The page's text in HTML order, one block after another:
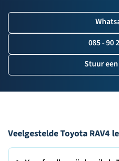
085 - 90
Stuur
Veelgestelde Toyota RAV4